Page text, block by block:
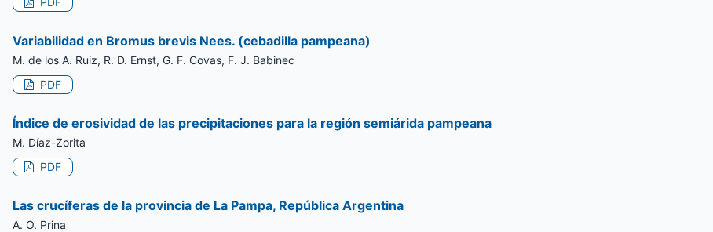
Variabilidad en Bromus brevis Nees. (cebadilla pampeana)
M. de los A. Ruiz, R. D. Ernst, G. F. Covas, F. J. Babinec
PDF
Índice de erosividad de las precipitaciones para la región semiárida pampeana
M. Díaz-Zorita
PDF
Las crucíferas de la provincia de La Pampa, República Argentina
A. O. Prina